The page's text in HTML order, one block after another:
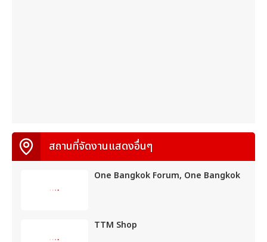
สถานที่จัดงานแสดงอื่นๆ
One Bangkok Forum, One Bangkok
TTM Shop